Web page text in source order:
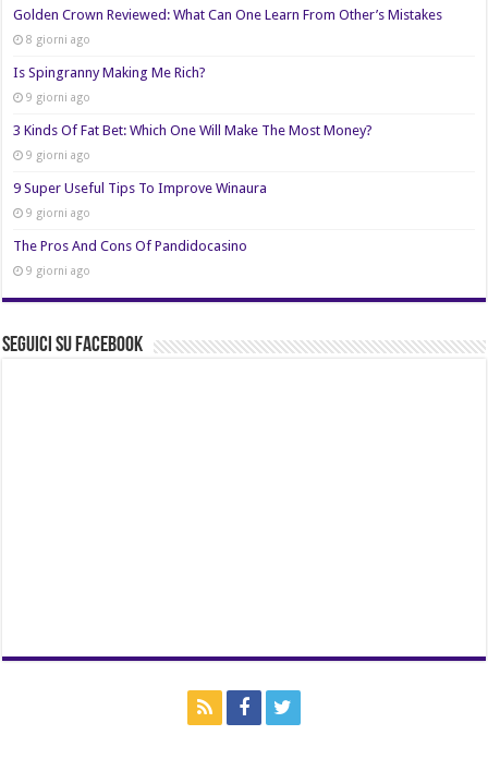
Golden Crown Reviewed: What Can One Learn From Other’s Mistakes
8 giorni ago
Is Spingranny Making Me Rich?
9 giorni ago
3 Kinds Of Fat Bet: Which One Will Make The Most Money?
9 giorni ago
9 Super Useful Tips To Improve Winaura
9 giorni ago
The Pros And Cons Of Pandidocasino
9 giorni ago
Seguici su Facebook